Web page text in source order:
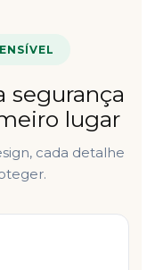
segurança
lugar
cada detalhe